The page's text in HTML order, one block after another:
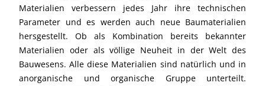
Materialien verbessern jedes Jahr ihre technischen
Parameter und es werden auch neue Baumaterialien
hersgestellt. Ob als Kombination bereits bekannter
Materialien oder als völlige Neuheit in der Welt des
Bauwesens. Alle diese Materialien sind natürlich und in
anorganische und organische Gruppe unterteilt.